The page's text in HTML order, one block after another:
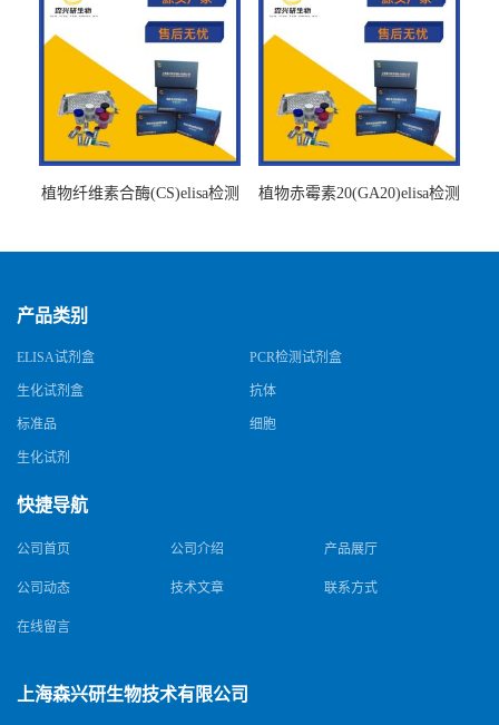
植物纤维素合酶(CS)elisa检测
植物赤霉素20(GA20)elisa检测
产品类别
ELISA试剂盒 PCR检测试剂盒
生化试剂盒 抗体
标准品 细胞
生化试剂
快捷导航
公司首页 公司介绍 产品展厅
公司动态 技术文章 联系方式
在线留言
上海森兴研生物技术有限公司